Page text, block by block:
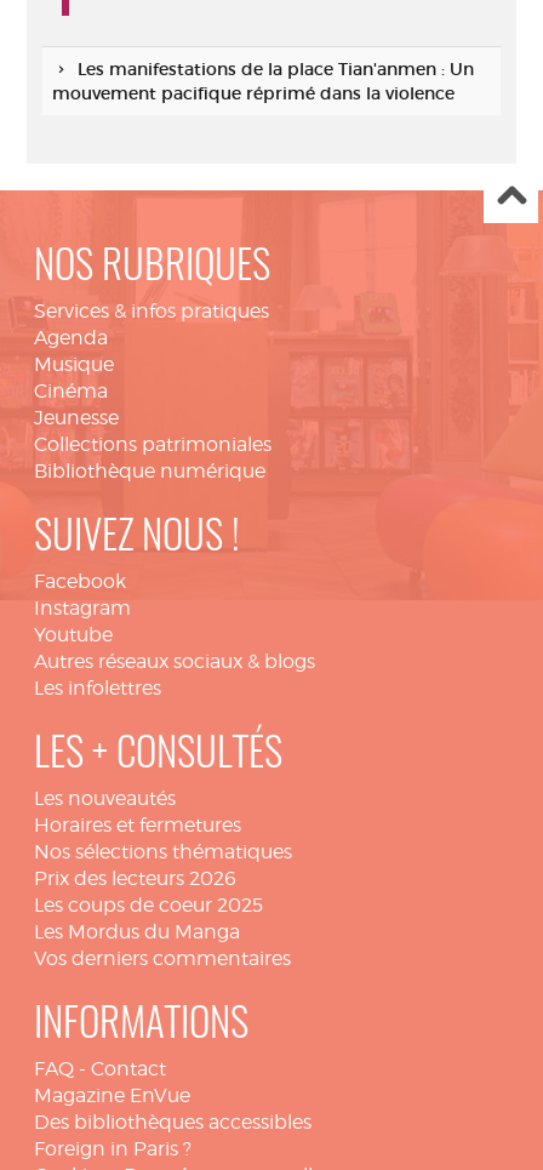
Les manifestations de la place Tian'anmen : Un
mouvement pacifique réprimé dans la violence
NOS RUBRIQUES
Services & infos pratiques
Agenda
Musique
Cinéma
Jeunesse
Collections patrimoniales
Bibliothèque numérique
SUIVEZ NOUS !
Facebook
Instagram
Youtube
Autres réseaux sociaux & blogs
Les infolettres
LES + CONSULTÉS
Les nouveautés
Horaires et fermetures
Nos sélections thématiques
Prix des lecteurs 2026
Les coups de coeur 2025
Les Mordus du Manga
Vos derniers commentaires
INFORMATIONS
FAQ - Contact
Magazine EnVue
Des bibliothèques accessibles
Foreign in Paris ?